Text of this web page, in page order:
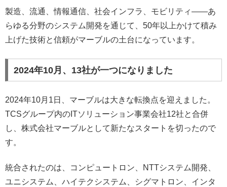
製造、流通、情報通信、社会インフラ、モビリティ——あ
らゆる分野のシステム開発を通じて、50年以上かけて積み
上げた技術と信頼がマーブルの土台になっています。
2024年10月、13社が一つになりました
2024年10月1日、マーブルは大きな転換点を迎えました。
TCSグループ内のITソリューション事業会社12社と合併
し、株式会社マーブルとして新たなスタートを切ったので
す。
統合されたのは、コンピュートロン、NTTシステム開発、
ユニシステム、ハイテクシステム、シグマトロン、インタ